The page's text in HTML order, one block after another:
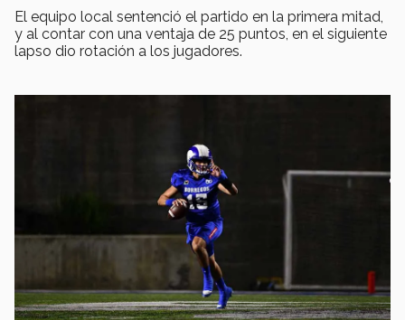
El equipo local sentenció el partido en la primera mitad,
y al contar con una ventaja de 25 puntos, en el siguiente
lapso dio rotación a los jugadores.